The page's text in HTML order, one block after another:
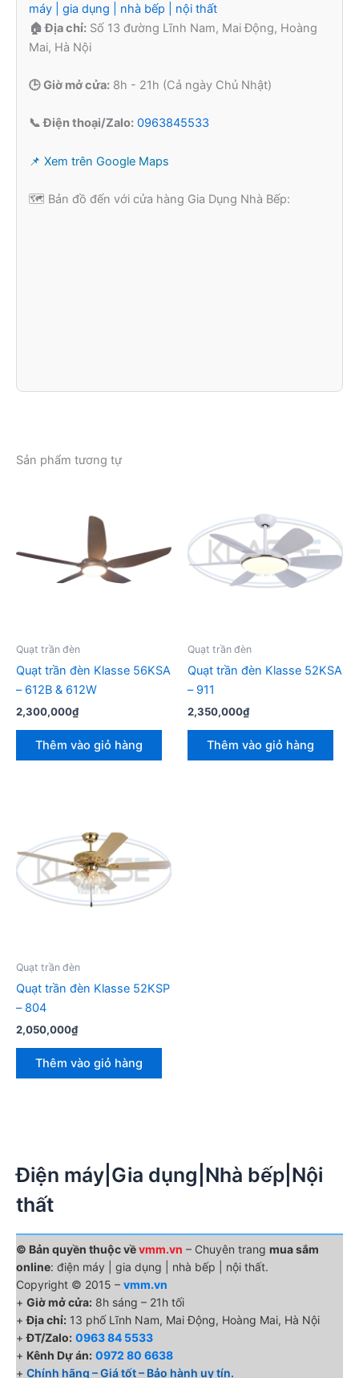
máy | gia dụng | nhà bếp | nội thất
🏠 Địa chỉ: Số 13 đường Lĩnh Nam, Mai Động, Hoàng
Mai, Hà Nội
🕒 Giờ mở cửa: 8h - 21h (Cả ngày Chủ Nhật)
📞 Điện thoại/Zalo: 0963845533
📌 Xem trên Google Maps
🗺️ Bản đồ đến với cửa hàng Gia Dụng Nhà Bếp:
Sản phẩm tương tự
Quạt trần đèn
Quạt trần đèn Klasse 56KSA
– 612B & 612W
2,300,000₫
Thêm vào giỏ hàng
Quạt trần đèn
Quạt trần đèn Klasse 52KSA
– 911
2,350,000₫
Thêm vào giỏ hàng
Quạt trần đèn
Quạt trần đèn Klasse 52KSP
– 804
2,050,000₫
Thêm vào giỏ hàng
Điện máy|Gia dụng|Nhà bếp|Nội
thất
© Bản quyền thuộc vềvmm.vn – Chuyên trang mua sắm
online: điện máy | gia dụng | nhà bếp | nội thất.
Copyright © 2015 – vmm.vn
+ Giờ mở cửa: 8h sáng – 21h tối
+Địa chỉ: 13 phố Lĩnh Nam, Mai Động, Hoàng Mai, Hà Nội
+ĐT/Zalo: 0963 84 5533
+ Kênh Dự án: 0972 80 6638
+ Chính hãng – Giá tốt – Bảo hành uy tín.